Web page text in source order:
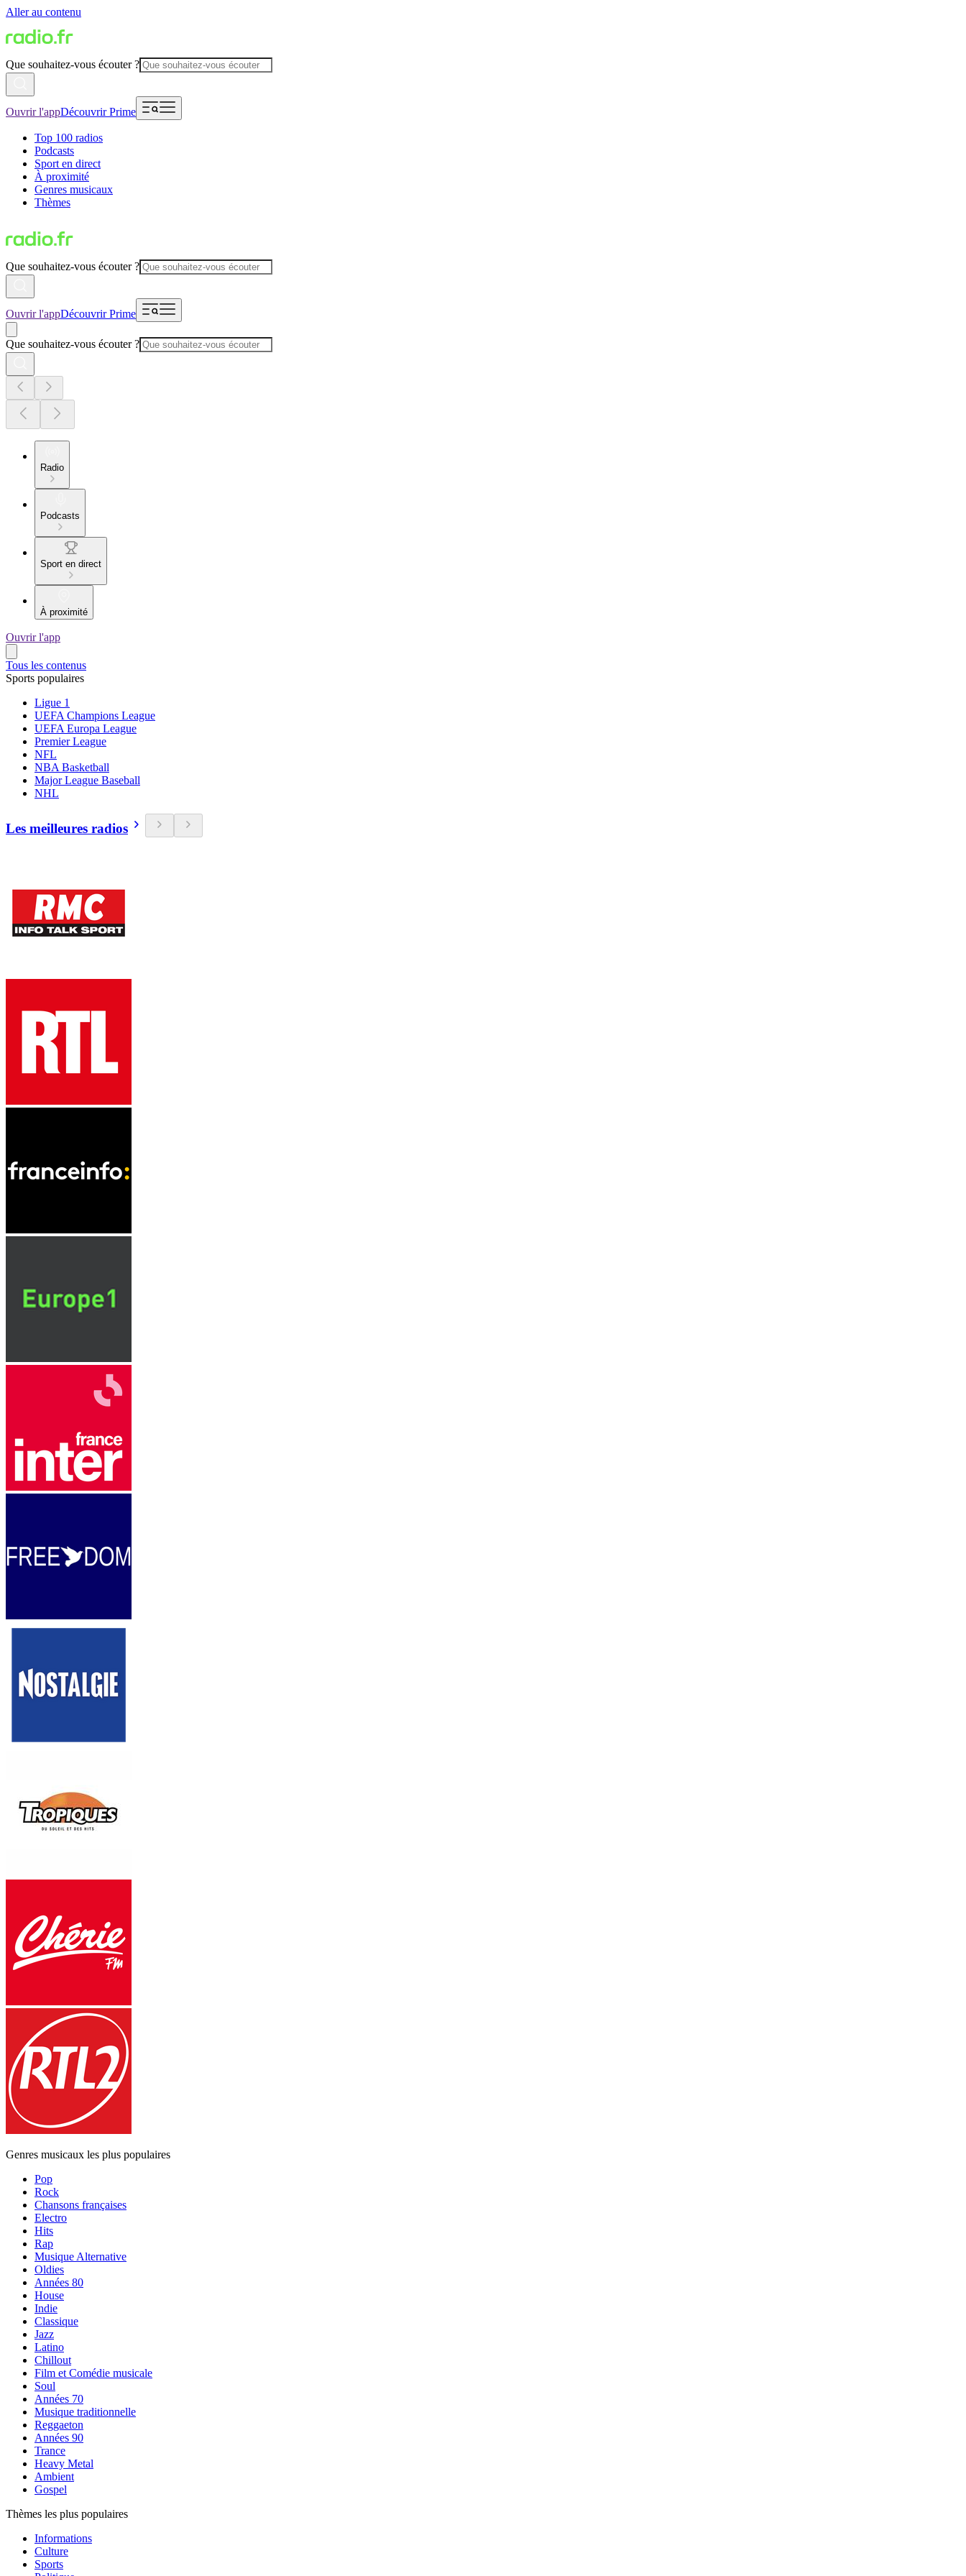
Aller au contenu
Que souhaitez-vous écouter ?
Ouvrir l'appDécouvrir Prime
Top 100 radios
Podcasts
Sport en direct
À proximité
Genres musicaux
Thèmes
Que souhaitez-vous écouter ?
Ouvrir l'appDécouvrir Prime
Que souhaitez-vous écouter ?
Radio
Podcasts
Sport en direct
À proximité
Ouvrir l'app
Tous les contenus
Sports populaires
Ligue 1
UEFA Champions League
UEFA Europa League
Premier League
NFL
NBA Basketball
Major League Baseball
NHL
Les meilleures radios
Genres musicaux les plus populaires
Pop
Rock
Chansons françaises
Electro
Hits
Rap
Musique Alternative
Oldies
Années 80
House
Indie
Classique
Jazz
Latino
Chillout
Film et Comédie musicale
Soul
Années 70
Musique traditionnelle
Reggaeton
Années 90
Trance
Heavy Metal
Ambient
Gospel
Thèmes les plus populaires
Informations
Culture
Sports